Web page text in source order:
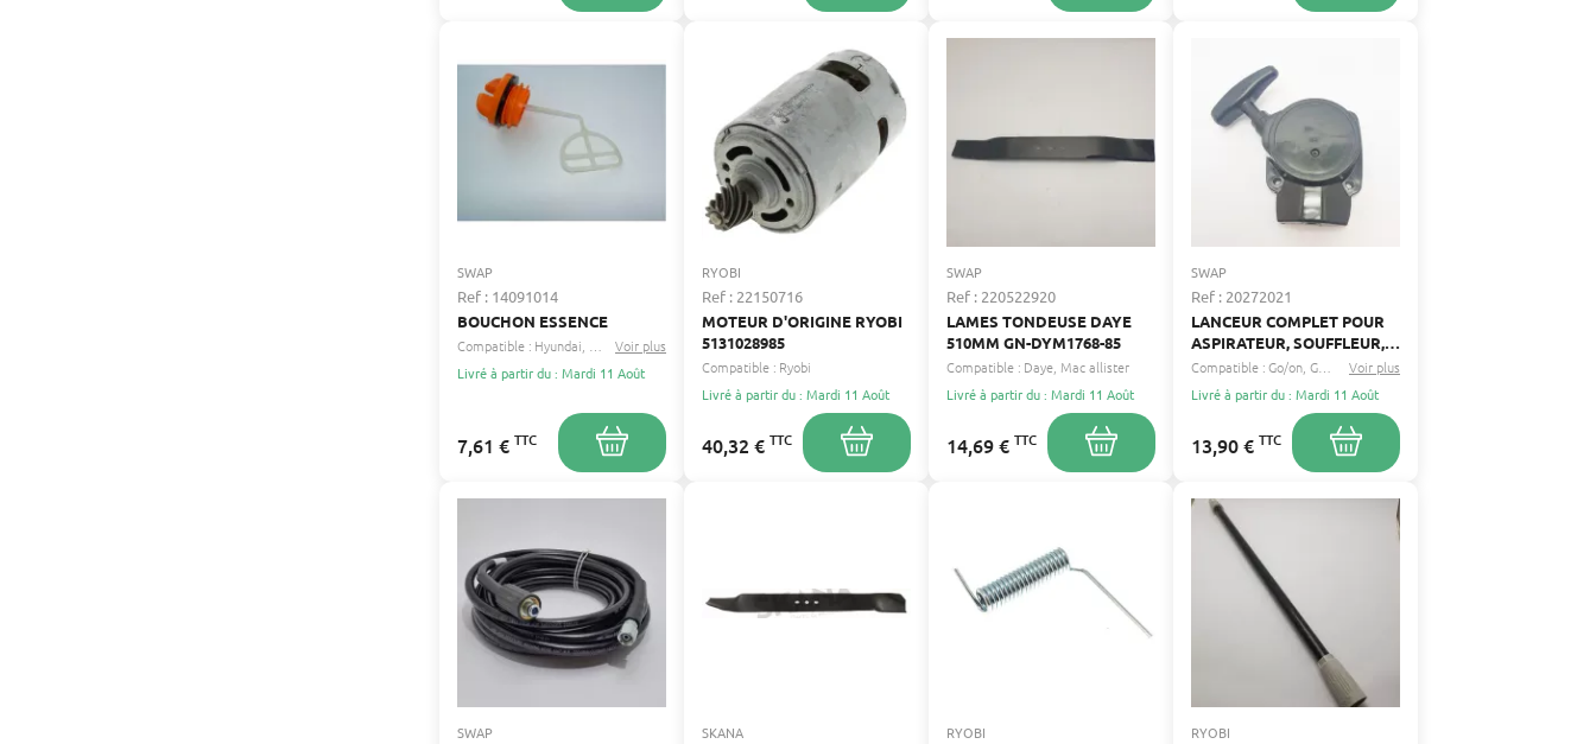
SWAP
Ref : 14091014
BOUCHON ESSENCE
Compatible : Hyundai Sanli...
Voir plus
Livré à partir du : Mardi 11 Août
7,61 € TTC
RYOBI
Ref : 22150716
MOTEUR D'ORIGINE RYOBI
5131028985
Compatible : Ryobi
Livré à partir du : Mardi 11 Août
40,32 € TTC
SWAP
Ref : 220522920
LAMES TONDEUSE DAYE
510MM GN-DYM1768-85
Compatible : Daye Mac allister
Livré à partir du : Mardi 11 Août
14,69 € TTC
SWAP
Ref : 20272021
LANCEUR COMPLET POUR
ASPIRATEUR, SOUFFLEUR,
BROYEUR, COUPE
BORDURE,
DÉBROUSSAILLEUSE,
GÉNÉRIQUE - COMPATIBLE
AVEC BRICOMARCHE,
GARDENSTAR, GENERIC ET
Compatible :Go/on Gardenstar ...
Voir plus
Livré à partir du : Mardi 11 Août
13,90 € TTC
SWAP SKANA RYOBI RYOBI